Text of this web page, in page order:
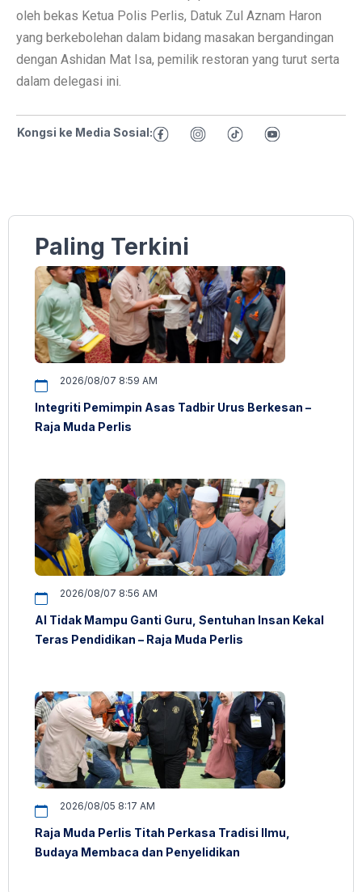
oleh bekas Ketua Polis Perlis, Datuk Zul Aznam Haron
yang berkebolehan dalam bidang masakan bergandingan
dengan Ashidan Mat Isa, pemilik restoran yang turut serta
dalam delegasi ini.
Kongsi ke Media Sosial:
Paling Terkini
2026/08/07 8:59 AM
Integriti Pemimpin Asas Tadbir Urus Berkesan –
Raja Muda Perlis
2026/08/07 8:56 AM
AI Tidak Mampu Ganti Guru, Sentuhan Insan Kekal
Teras Pendidikan – Raja Muda Perlis
2026/08/05 8:17 AM
Raja Muda Perlis Titah Perkasa Tradisi Ilmu,
Budaya Membaca dan Penyelidikan